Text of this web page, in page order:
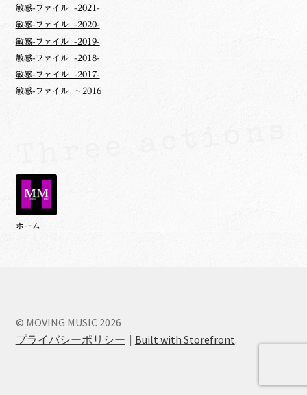
敏感-ファイル -2021-
敏感-ファイル -2020-
敏感-ファイル -2019-
敏感-ファイル -2018-
敏感-ファイル -2017-
敏感-ファイル ～2016
ホーム
© MOVING MUSIC 2026
プライバシーポリシー
Built with Storefront.